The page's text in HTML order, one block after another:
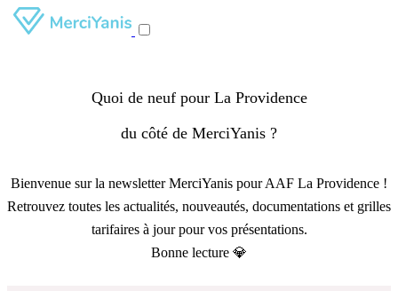
Quoi de neuf pour La Providence
du côté de MerciYanis ?
Bienvenue sur la newsletter MerciYanis pour AAF La Providence !
Retrouvez toutes les actualités, nouveautés, documentations et grilles
tarifaires à jour pour vos présentations.
Bonne lecture 💎